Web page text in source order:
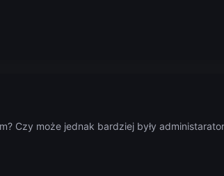
Czy może jednak bardziej były